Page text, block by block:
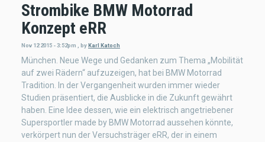
Strombike BMW Motorrad
Konzept eRR
Nov 12 2015 - 3:52pm , byKarl Katoch
München. Neue Wege und Gedanken zum Thema „Mobilität
auf zwei Rädern“ aufzuzeigen, hat bei BMW Motorrad
Tradition. In der Vergangenheit wurden immer wieder
Studien präsentiert, die Ausblicke in die Zukunft gewährt
haben. Eine Idee dessen, wie ein elektrisch angetriebener
Supersportler made by BMW Motorrad aussehen könnte,
verkörpert nun der Versuchsträger eRR, der in einem